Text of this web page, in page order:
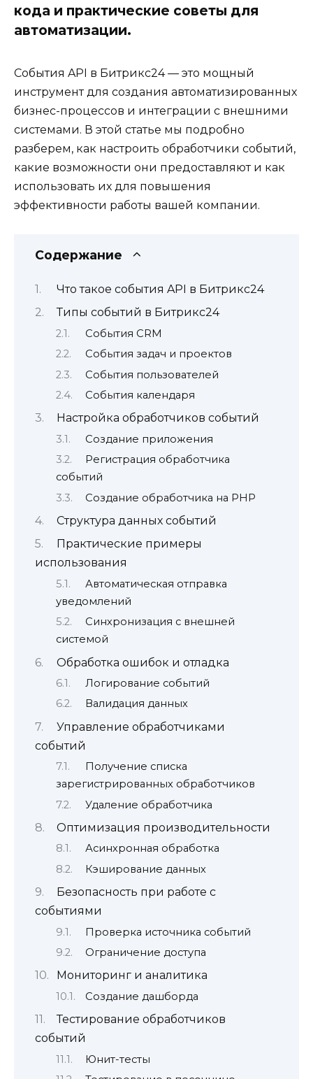
кода и практические советы для
автоматизации.
События API в Битрикс24 — это мощный
инструмент для создания автоматизированных
бизнес-процессов и интеграции с внешними
системами. В этой статье мы подробно
разберем, как настроить обработчики событий,
какие возможности они предоставляют и как
использовать их для повышения
эффективности работы вашей компании.
Содержание
Что такое события API в Битрикс24
Типы событий в Битрикс24
События CRM
События задач и проектов
События пользователей
События календаря
Настройка обработчиков событий
Создание приложения
Регистрация обработчика
событий
Создание обработчика на PHP
Структура данных событий
Практические примеры
использования
Автоматическая отправка
уведомлений
Синхронизация с внешней
системой
Обработка ошибок и отладка
Логирование событий
Валидация данных
Управление обработчиками
событий
Получение списка
зарегистрированных обработчиков
Удаление обработчика
Оптимизация производительности
Асинхронная обработка
Кэширование данных
Безопасность при работе с
событиями
Проверка источника событий
Ограничение доступа
Мониторинг и аналитика
Создание дашборда
Тестирование обработчиков
событий
Юнит-тесты